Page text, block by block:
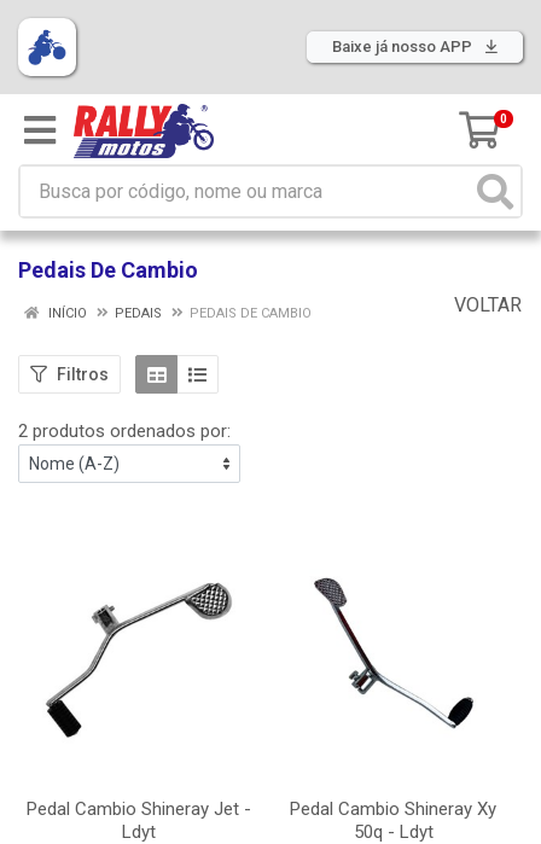
Baixe já nosso APP
0
Pedais De Cambio
VOLTAR
INÍCIO PEDAIS PEDAIS DE CAMBIO
Filtros
2 produtos ordenados por:
Pedal Cambio Shineray Jet -
Ldyt
Pedal Cambio Shineray Xy
50q - Ldyt